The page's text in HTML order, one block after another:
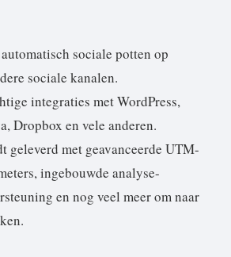
sociale potten op
sociale kanalen.
integraties met WordPress,
Dropbox en vele anderen.
geleverd met geavanceerde UTM-
ingebouwde analyse-
en nog veel meer om naar